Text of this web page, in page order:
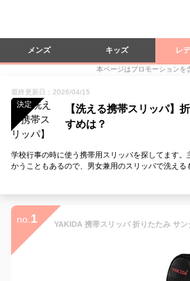
メンズ キッズ レ
本ページはプロモーションを
最終更新日：2026/04/15
決定
【洗える携帯スリッパ】
すめは？
学校行事の時に使う携帯用スリッパを探してます。
かうこともあるので、男女兼用のスリッパで洗える
no. 1